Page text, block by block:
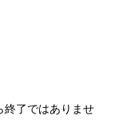
終了ではありませ